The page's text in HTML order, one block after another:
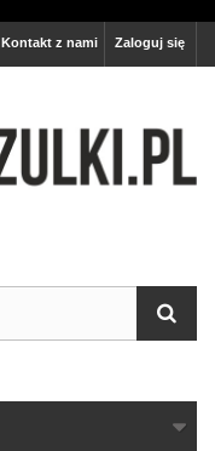
Zaloguj się
Kontakt z nami